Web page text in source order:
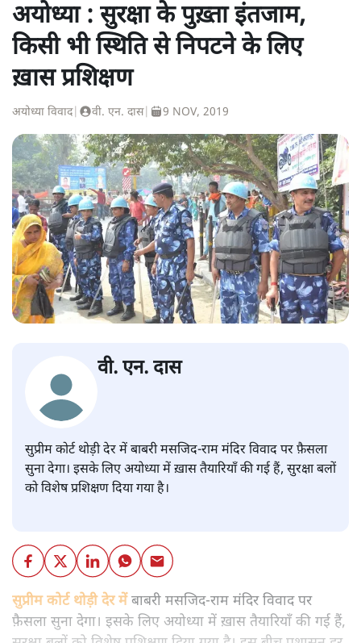
अयोध्या : सुरक्षा के पुख़्ता इंतजाम,
किसी भी स्थिति से निपटने के लिए
ख़ास प्रशिक्षण
अयोध्या विवाद| वी. एन. दास| 9 NOV, 2019
वी. एन. दास
सुप्रीम कोर्ट थोड़ी देर में बाबरी मसजिद-राम मंदिर विवाद पर फ़ैसला
सुना देगा। इसके लिए अयोध्या में ख़ास तैयारियाँ की गई हैं, सुरक्षा बलों
को विशेष प्रशिक्षण दिया गया है।
सुप्रीम कोर्ट थोड़ी देर मेंबाबरी मसजिद-राम मंदिर विवाद पर
फ़ैसला सुना देगा। इसके लिए अयोध्या में ख़ास तैयारियाँ की गई हैं,